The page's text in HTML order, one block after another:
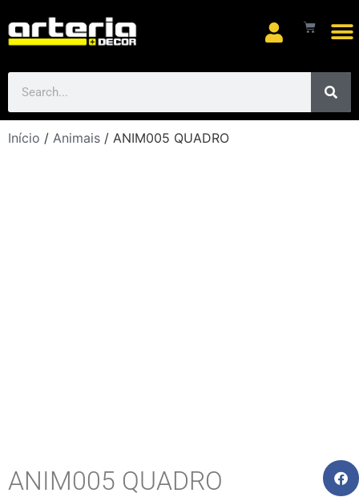
Início / Animais / ANIM005 QUADRO
ANIM005 QUADRO